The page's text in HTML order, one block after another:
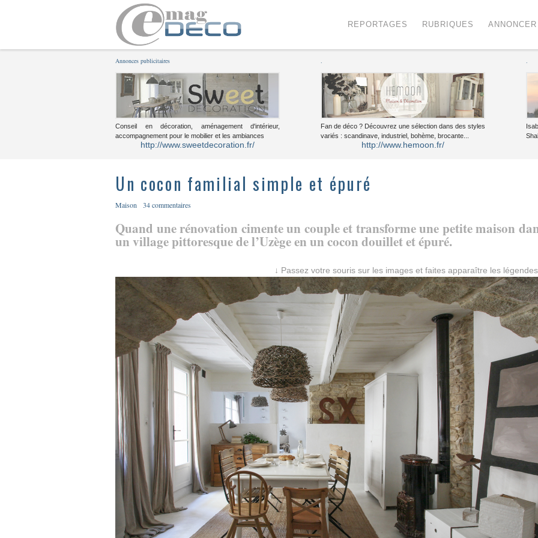
REPORTAGES RUBRIQUES ANNONCER
Annonces publicitaires
Conseil en décoration, aménagement d'intérieur,
accompagnement pour le mobilier et les ambiances
http://www.sweetdecoration.fr/
Fan de déco ? Découvrez une sélection dans des styles
variés : scandinave, industriel, bohème, brocante...
http://www.hemoon.fr/
Un cocon familial simple et épuré
Maison 34 commentaires
Quand une rénovation cimente un couple et transforme une petite maison
un village pittoresque de l’Uzège en un cocon douillet et épuré.
↓ Passez votre souris sur les images et faites apparaître les